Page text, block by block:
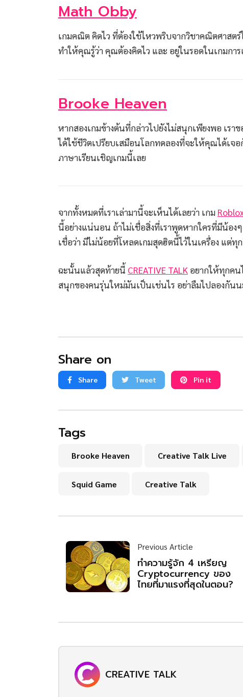
Math Obby
เกมคณิต คิดไว ที่ต้องใช้ไหวพริบจากวิชาคณิตศาส
ทำให้คุณรู้ว่า คุณต้องคิดไว และ อยู่ในรอดในเกมกา
Brooke Heaven
หากสองเกมข้างต้นที่กล่าวไปยังไม่สนุกเพียงพอ เร
ได้ใช้ชีวิตเปรียบเสมือนโลกทดลองที่จะให้คุณได้เจ
ภาษาเรียนเชิญเกมนี้เลย
จากทั้งหมดที่เราเล่ามานี้จะเห็นได้เลยว่า เกม
นี้อย่างแน่นอน ถ้าไม่เชื่อสิ่งที่เราพูดหากใครที่มีน้อง
เชื่อว่า มีไม่น้อยที่โหลดเกมสุดฮิตนี้ไว้ในเครื่อง แต่ทุ
ฉะนั้นแล้วสุดท้ายนี้ CREATIVE TALK อยากให้ทุกคน
สนุกของคนรุ่นใหม่มันเป็นเช่นไร อย่าลืมไปลองกัน
Share on
Share Tweet Pin it
Tags
Brooke Heaven Creative Talk Live
Squid Game Creative Talk
Previous Article
ทำความรู้จัก 4 เหรียญ
Cryptocurrency ของ
ไทยที่มาแรงที่สุดในตอน?
CREATIVE TALK